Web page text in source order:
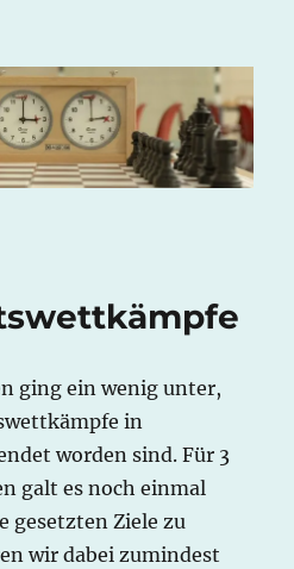
Mitte
ging ein wenig unter,
in
worden sind. Für 3
galt es noch einmal
gesetzten Ziele zu
wir dabei zumindest